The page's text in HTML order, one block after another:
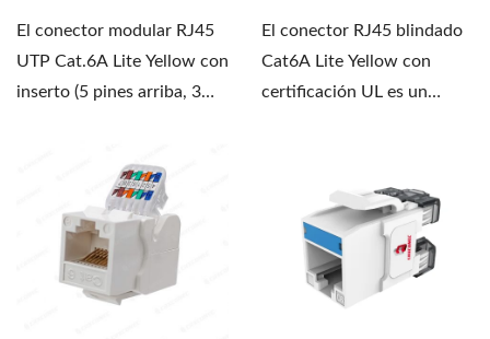
El conector modular RJ45
UTP Cat.6A Lite Yellow con
inserto (5 pines arriba, 3
El conector RJ45 blindado
Cat6A Lite Yellow con
certificación UL es un